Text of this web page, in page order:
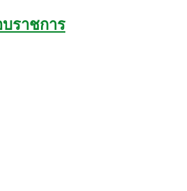
ราชการ